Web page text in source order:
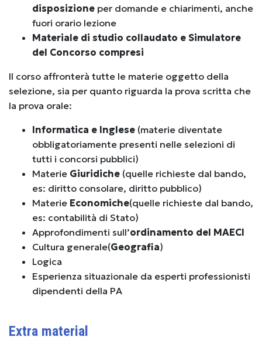
disposizione per domande e chiarimenti, anche
fuori orario lezione
Materiale di studio collaudato e Simulatore
del Concorso compresi
Il corso affronterà tutte le materie oggetto della
selezione, sia per quanto riguarda la prova scritta che
la prova orale:
Informatica e Inglese (materie diventate
obbligatoriamente presenti nelle selezioni di
tutti i concorsi pubblici)
Materie Giuridiche (quelle richieste dal bando,
es: diritto consolare, diritto pubblico)
Materie Economiche(quelle richieste dal bando,
es: contabilità di Stato)
Approfondimenti sull’ordinamento del MAECI
Cultura generale(Geografia)
Logica
Esperienza situazionale da esperti professionisti
dipendenti della PA
Extra material